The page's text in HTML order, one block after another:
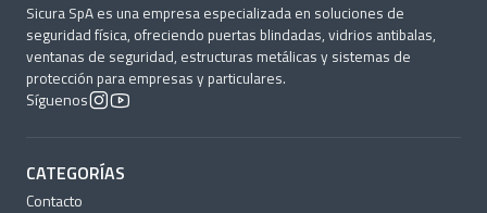
Sicura SpA es una empresa especializada en soluciones de
seguridad física, ofreciendo puertas blindadas, vidrios antibalas,
ventanas de seguridad, estructuras metálicas y sistemas de
protección para empresas y particulares.
Síguenos
CATEGORÍAS
Contacto